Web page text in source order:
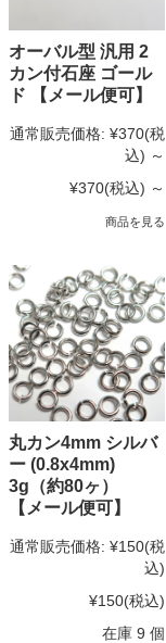
オーバル型 汎用 2
カン付石座 ゴール
ド 【メール便可】
通常販売価格: ¥370(税
込) ～
¥370(税込) ～
商品を見る
丸カン4mm シルバ
ー (0.8x4mm)
3g（約80ヶ）
【メール便可】
通常販売価格: ¥150(税
込)
¥150(税込)
在庫 9 個